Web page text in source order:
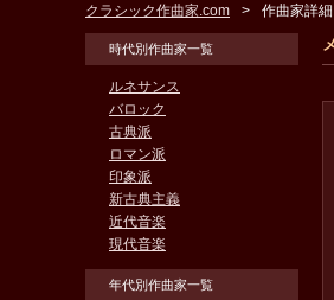
クラシック作曲家.com 作曲家詳細
時代別作曲家一覧
ルネサンス
バロック
古典派
ロマン派
印象派
新古典主義
近代音楽
現代音楽
年代別作曲家一覧